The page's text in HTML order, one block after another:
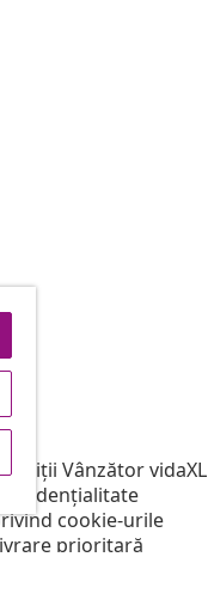
Vânzător vidaXL
cookie-urile
prioritară